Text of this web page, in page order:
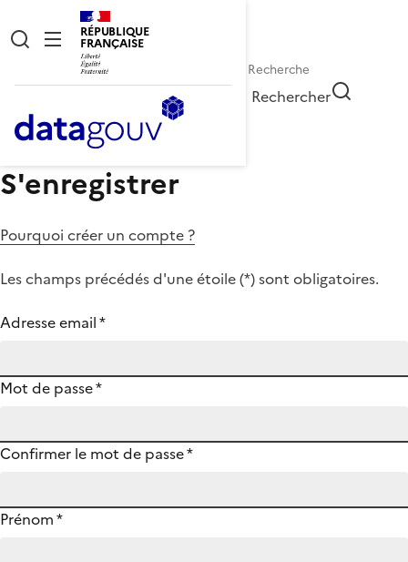
RÉPUBLIQUE
FRANÇAISE
Rechercher
S'enregistrer
Pourquoi créer un compte ?
Les champs précédés d'une étoile (*) sont obligatoires.
Adresse email*
Mot de passe*
Confirmer le mot de passe*
Prénom*